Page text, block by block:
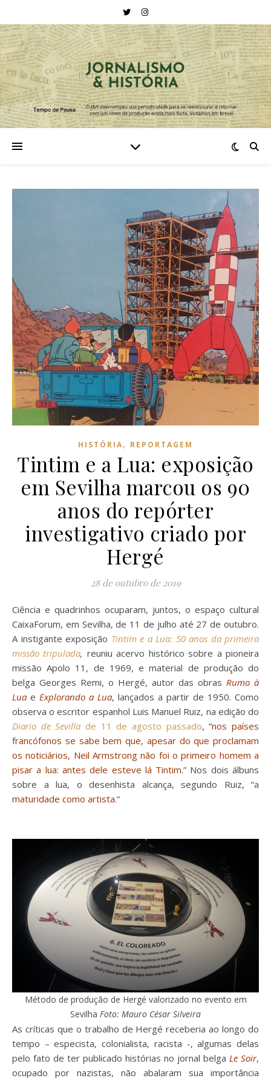
HISTÓRIA, REPORTAGEM
Tintim e a Lua: exposição
em Sevilha marcou os 90
anos do repórter
investigativo criado por
Hergé
28 de outubro de 2019
Ciência e quadrinhos ocuparam, juntos, o espaço cultural
CaixaForum, em Sevilha, de 11 de julho até 27 de outubro.
A instigante exposição Tintim e a Lua: 50 anos da primeira
missão tripulada, reuniu acervo histórico sobre a pioneira
missão Apolo 11, de 1969, e material de produção do
belga Georges Remi, o Hergé, autor das obras Rumo à
Lua e Explorando a Lua, lançados a partir de 1950. Como
observa o escritor espanhol Luis Manuel Ruiz, na edição do
Diario de Sevilla de 11 de agosto passado, “nos países
francófonos se sabe bem que, apesar do que proclamam
os noticiários, Neil Armstrong não foi o primeiro homem a
pisar a lua: antes dele esteve lá Tintim.” Nos dois álbuns
sobre a lua, o desenhista alcança, segundo Ruiz, “a
maturidade como artista.“
Método de produção de Hergé valorizado no evento em
Sevilha Foto: Mauro César Silveira
As críticas que o trabalho de Hergé receberia ao longo do
tempo – especista, colonialista, racista -, algumas delas
pelo fato de ter publicado histórias no jornal belga Le Soir,
ocupado por nazistas, não abalaram sua importância